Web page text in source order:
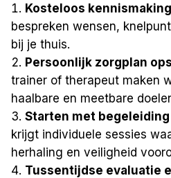
Kosteloos
bespreken wensen,
bij je thuis.
Persoonlijk zorgplan
trainer of therapeut maken
haalbare en meetbare
Starten met
krijgt individuele sessies
herhaling en veiligheid
Tussentijdse evaluatie